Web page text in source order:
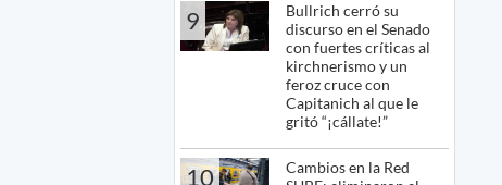
9
Bullrich cerró su
discurso en el Senado
con fuertes críticas al
kirchnerismo y un
feroz cruce con
Capitanich al que le
gritó “¡cállate!”
10
Cambios en la Red